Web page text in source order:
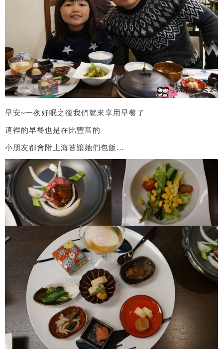
早安~一夜好眠之後我們就來享用早餐了
這裡的早餐也是在比豐富的
小朋友都會附上海苔讓她們包飯…